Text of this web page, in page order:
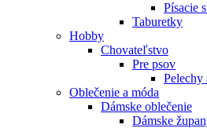
Písacie
Taburetky
Hobby
Chovateľstvo
Pre psov
Pelechy
Oblečenie a móda
Dámske oblečenie
Dámske